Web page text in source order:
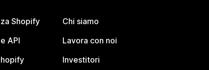
Shopify
API
Chi siamo
Lavora con noi
Investitori